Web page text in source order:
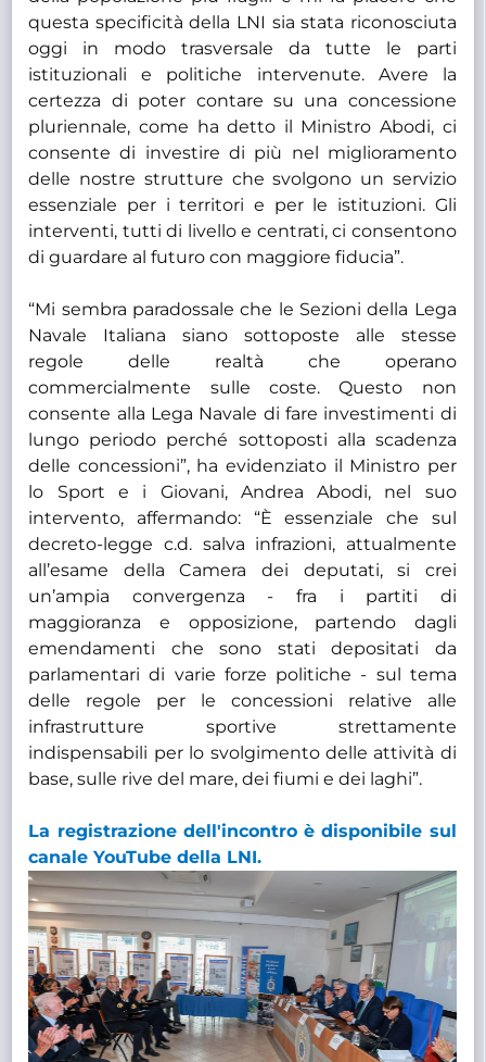
questa specificità della LNI sia stata riconosciuta
oggi in modo trasversale da tutte le parti
istituzionali e politiche intervenute. Avere la
certezza di poter contare su una concessione
pluriennale, come ha detto il Ministro Abodi, ci
consente di investire di più nel miglioramento
delle nostre strutture che svolgono un servizio
essenziale per i territori e per le istituzioni. Gli
interventi, tutti di livello e centrati, ci consentono
di guardare al futuro con maggiore fiducia”.
“Mi sembra paradossale che le Sezioni della Lega
Navale Italiana siano sottoposte alle stesse
regole delle realtà che operano
commercialmente sulle coste. Questo non
consente alla Lega Navale di fare investimenti di
lungo periodo perché sottoposti alla scadenza
delle concessioni”, ha evidenziato il Ministro per
lo Sport e i Giovani, Andrea Abodi, nel suo
intervento, affermando: “È essenziale che sul
decreto-legge c.d. salva infrazioni, attualmente
all’esame della Camera dei deputati, si crei
un’ampia convergenza - fra i partiti di
maggioranza e opposizione, partendo dagli
emendamenti che sono stati depositati da
parlamentari di varie forze politiche - sul tema
delle regole per le concessioni relative alle
infrastrutture sportive strettamente
indispensabili per lo svolgimento delle attività di
base, sulle rive del mare, dei fiumi e dei laghi”.
La registrazione dell'incontro è disponibile sul
canale YouTube della LNI.